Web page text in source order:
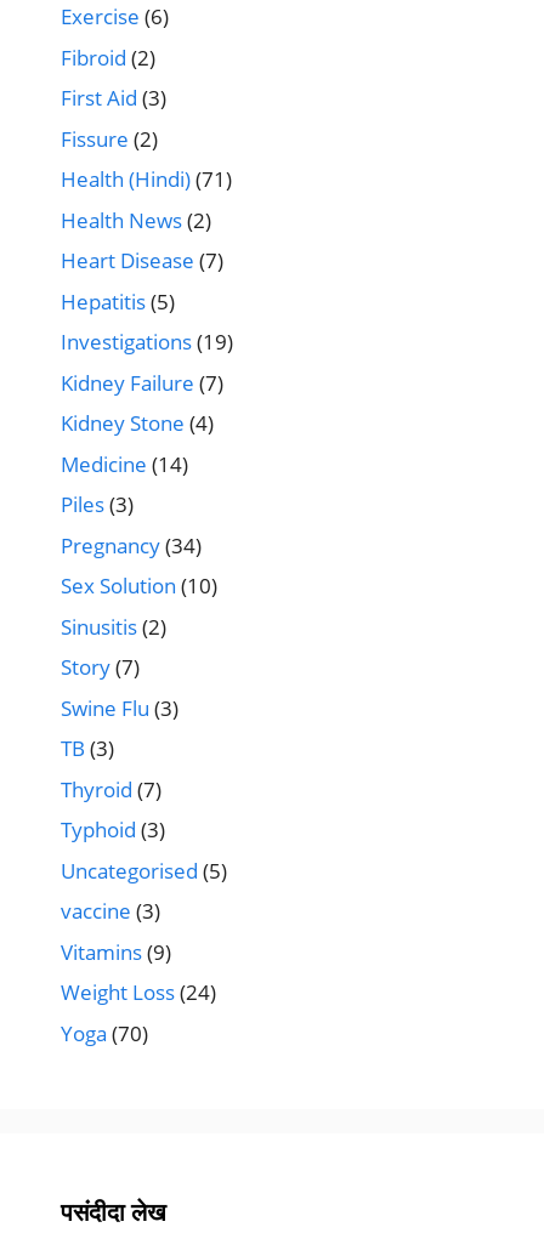
Exercise (6)
Fibroid (2)
First Aid (3)
Fissure (2)
Health (Hindi)(71)
Health News(2)
Heart Disease (7)
Hepatitis(5)
Investigations(19)
Kidney Failure (7)
Kidney Stone (4)
Medicine (14)
Piles(3)
Pregnancy(34)
Sex Solution (10)
Sinusitis(2)
Story(7)
Swine Flu (3)
TB (3)
Thyroid (7)
Typhoid (3)
Uncategorised (5)
vaccine (3)
Vitamins(9)
Weight Loss(24)
Yoga (70)
पसंदीदा लेख